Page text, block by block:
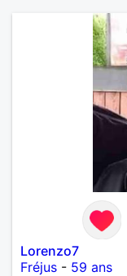
Lorenzo7
Fréjus - 59 ans